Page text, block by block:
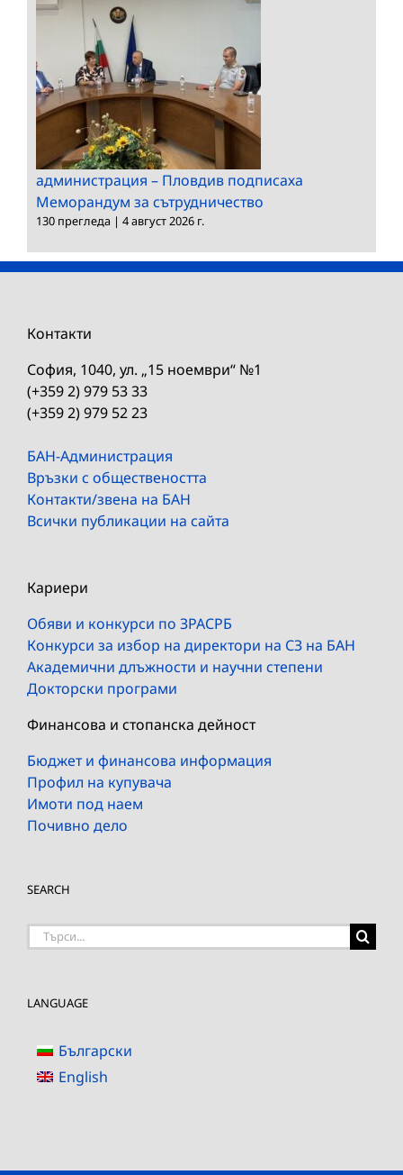
администрация – Пловдив подписаха
Меморандум за сътрудничество
130 прегледа | 4 август 2026 г.
Контакти
София, 1040, ул. „15 ноември“ №1
(+359 2) 979 53 33
(+359 2) 979 52 23
БАН-Администрация
Връзки с обществеността
Контакти/звена на БАН
Всички публикации на сайта
Кариери
Обяви и конкурси по ЗРАСРБ
Конкурси за избор на директори на СЗ на БАН
Академични длъжности и научни степени
Докторски програми
Финансова и стопанска дейност
Бюджет и финансова информация
Профил на купувача
Имоти под наем
Почивно дело
SEARCH
Търсене
LANGUAGE
Български
English